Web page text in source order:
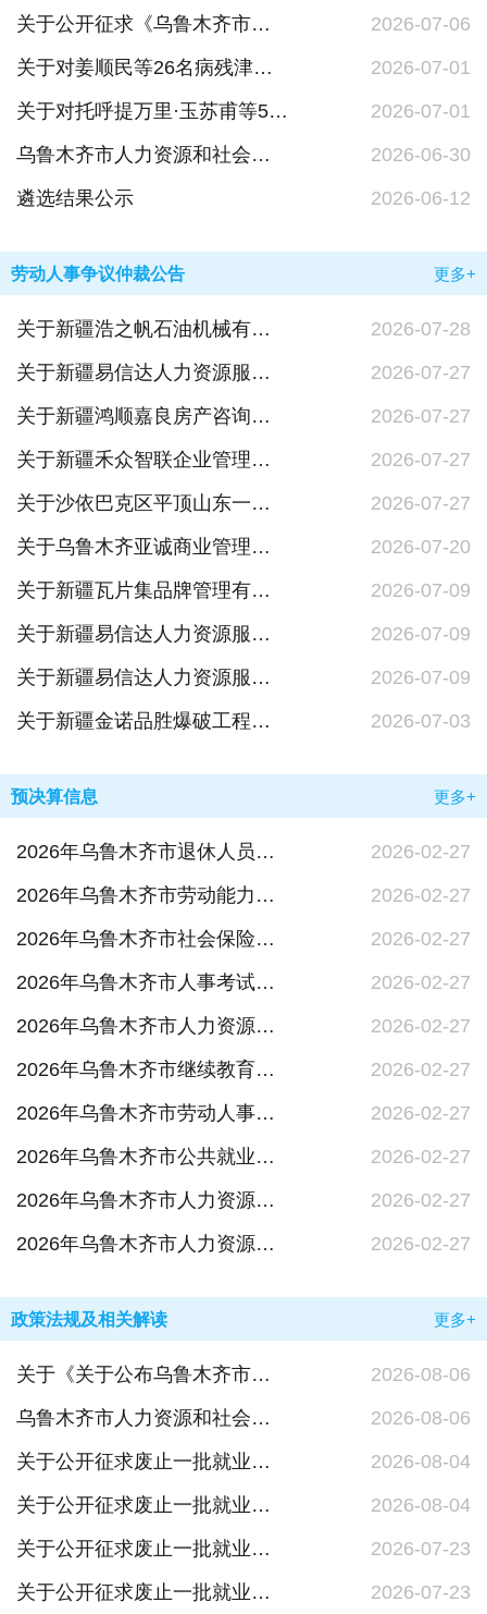
关于公开征求《乌鲁木齐市人力资源和社会保障事业发展“十五五”规划（征求意见稿）》意见的公告
2026-07-06
关于对姜顺民等26名病残津贴申领人员领取资格的初审公示
2026-07-01
关于对托呼提万里·玉苏甫等53名同志特殊工种提前退休审核结果的公示
2026-07-01
乌鲁木齐市人力资源和社会保障局2026年二季度行政强制事项办理结果公示
2026-06-30
遴选结果公示
2026-06-12
劳动人事争议仲裁公告 更多+
关于新疆浩之帆石油机械有限公司劳动人事争议仲裁的公告沙劳人仲字〔2026〕第740、741、742号
2026-07-28
关于新疆易信达人力资源服务有限责任公司劳动人事争议仲裁的公告沙劳人仲字〔2026〕第707号
2026-07-27
关于新疆鸿顺嘉良房产咨询有限公司劳动人事争议仲裁的公告沙劳人仲字〔2026〕第293号
2026-07-27
关于新疆禾众智联企业管理咨询有限公司劳动人事争议仲裁的公告沙劳人仲字〔2025〕第291号
2026-07-27
关于沙依巴克区平顶山东一路益佳源商店（个体工商户）劳动人事争议仲裁的公告沙劳人仲字〔2026〕第182号
2026-07-27
关于乌鲁木齐亚诚商业管理有限公司劳动人事争议仲裁的公告乌劳人仲字〔2026〕第312号
2026-07-20
关于新疆瓦片集品牌管理有限公司劳动人事争议仲裁的公告沙劳人仲字〔2026〕第420号
2026-07-09
关于新疆易信达人力资源服务有限责任公司劳动人事争议仲裁的公告沙劳人仲字〔2026〕第369、640号
2026-07-09
关于新疆易信达人力资源服务有限责任公司劳动人事争议仲裁的公告沙劳人仲字〔2026〕第418号
2026-07-09
关于新疆金诺品胜爆破工程有限公司劳动人事争议仲裁的公告乌劳人仲字〔2026〕第927号
2026-07-03
预决算信息 更多+
2026年乌鲁木齐市退休人员社会化管理服务中心单位预算公开
2026-02-27
2026年乌鲁木齐市劳动能力鉴定中心单位预算公开
2026-02-27
2026年乌鲁木齐市社会保险中心单位预算公开
2026-02-27
2026年乌鲁木齐市人事考试中心单位预算公开
2026-02-27
2026年乌鲁木齐市人力资源和社会保障信息中心（乌鲁木齐市社会保障卡管理中心）单位预算公开
2026-02-27
2026年乌鲁木齐市继续教育和职称评价管理中心（乌鲁木齐市工人考核培训管理中心）单位预算公开
2026-02-27
2026年乌鲁木齐市劳动人事争议仲裁院单位预算公开
2026-02-27
2026年乌鲁木齐市公共就业服务中心单位预算公开
2026-02-27
2026年乌鲁木齐市人力资源和社会保障局单位预算公开
2026-02-27
2026年乌鲁木齐市人力资源和社会保障局部门预算公开
2026-02-27
政策法规及相关解读 更多+
关于《关于公布乌鲁木齐市人力资源和社会保障局行政规范性文件清理结果的通知》的政策解读
2026-08-06
乌鲁木齐市人力资源和社会保障局 关于公布乌鲁木齐市人力资源和社会保障局行政规范性文件清理结果的通知
2026-08-06
关于公开征求废止一批就业创业相关行政规范性文件和其他政策性文件意见建议结果的公示（乌就培和乌人社发文）
2026-08-04
关于公开征求废止一批就业创业相关行政规范性文件和其他政策性文件意见建议结果的公示（政府发文）
2026-08-04
关于公开征求废止一批就业创业相关行政规范性文件和其他政策性文件意见建议的公告（政府发文）
2026-07-23
关于公开征求废止一批就业创业相关行政规范性文件和其他政策性文件意见建议的公告（乌就培和乌人社发文）
2026-07-23